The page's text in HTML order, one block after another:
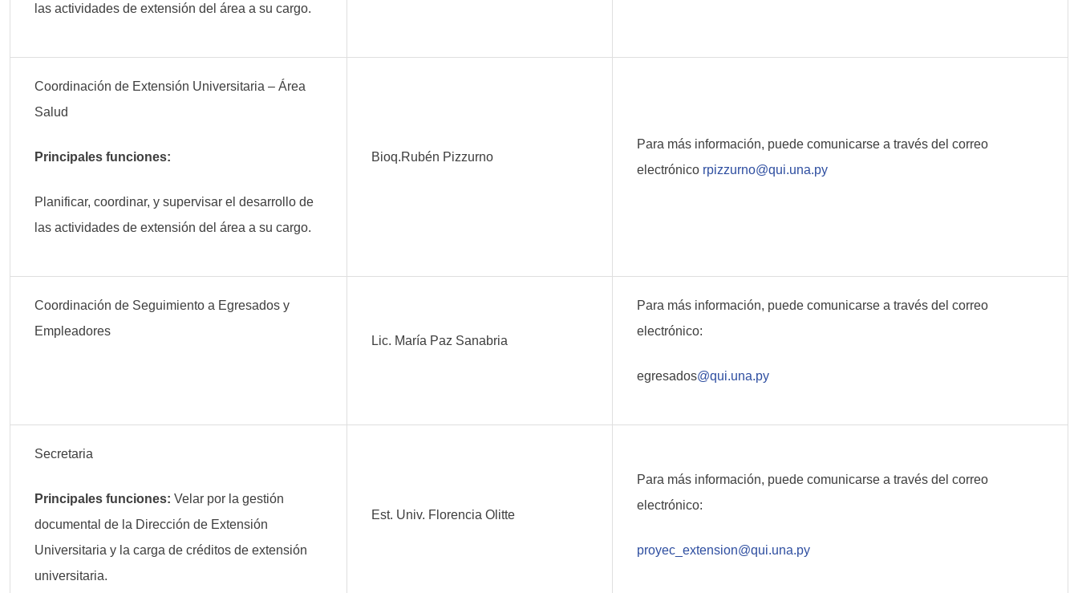
las actividades de extensión del área a su cargo.
Coordinación de Extensión Universitaria – Área
Salud
Principales funciones:
Planificar, coordinar, y supervisar el desarrollo de
las actividades de extensión del área a su cargo.
Bioq.Rubén Pizzurno
Para más información, puede comunicarse a través del correo
electrónico rpizzurno@qui.una.py
Coordinación de Seguimiento a Egresados y
Empleadores
Lic. María Paz Sanabria
Para más información, puede comunicarse a través del correo
electrónico:
egresados@qui.una.py
Secretaria
Principales funciones: Velar por la gestión
documental de la Dirección de Extensión
Universitaria y la carga de créditos de extensión
universitaria.
Est. Univ. Florencia Olitte
Para más información, puede comunicarse a través del correo
electrónico:
proyec_extension@qui.una.py